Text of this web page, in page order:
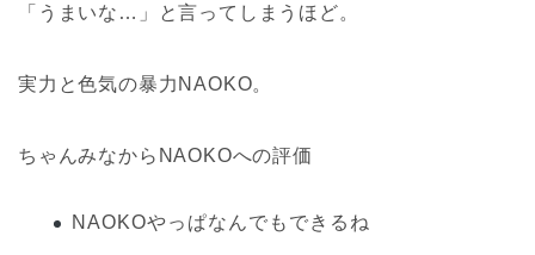
「うまいな…」と言ってしまうほど。
実力と色気の暴力NAOKO。
ちゃんみなからNAOKOへの評価
NAOKOやっぱなんでもできるね